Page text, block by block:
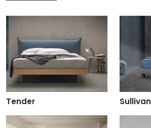
Tender Sullivan